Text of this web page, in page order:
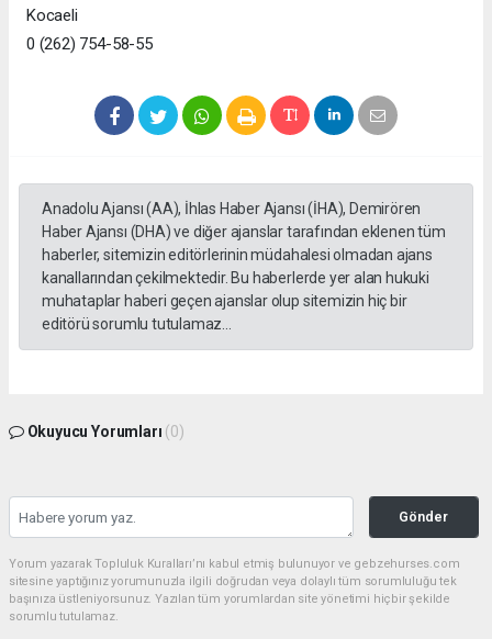
Kocaeli
0 (262) 754-58-55
Anadolu Ajansı (AA), İhlas Haber Ajansı (İHA), Demirören
Haber Ajansı (DHA) ve diğer ajanslar tarafından eklenen tüm
haberler, sitemizin editörlerinin müdahalesi olmadan ajans
kanallarından çekilmektedir. Bu haberlerde yer alan hukuki
muhataplar haberi geçen ajanslar olup sitemizin hiç bir
editörü sorumlu tutulamaz...
Okuyucu Yorumları (0)
Gönder
Yorum yazarak Topluluk Kuralları’nı kabul etmiş bulunuyor ve gebzehurses.com
sitesine yaptığınız yorumunuzla ilgili doğrudan veya dolaylı tüm sorumluluğu tek
başınıza üstleniyorsunuz. Yazılan tüm yorumlardan site yönetimi hiçbir şekilde
sorumlu tutulamaz.